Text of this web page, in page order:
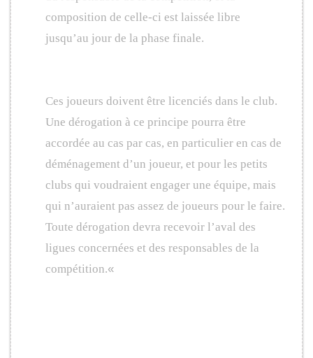
composition de celle-ci est laissée libre
jusqu’au jour de la phase finale.
Ces joueurs doivent être licenciés dans le club.
Une dérogation à ce principe pourra être
accordée au cas par cas, en particulier en cas de
déménagement d’un joueur, et pour les petits
clubs qui voudraient engager une équipe, mais
qui n’auraient pas assez de joueurs pour le faire.
Toute dérogation devra recevoir l’aval des
ligues concernées et des responsables de la
compétition.«